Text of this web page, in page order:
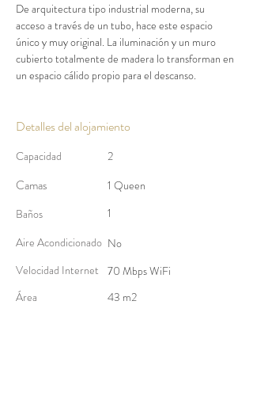
De arquitectura tipo industrial moderna, su
acceso a través de un tubo, hace este espacio
único y muy original. La iluminación y un muro
cubierto totalmente de madera lo transforman en
un espacio cálido propio para el descanso.
Detalles del alojamiento
Capacidad 2
Camas
1 Queen
Baños
1
Aire Acondicionado No
Velocidad Internet 70 Mbps WiFi
​Área
43 m2